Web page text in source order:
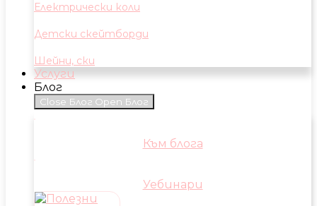
Електрически коли
Детски скейтборди
Шейни, ски
Услуги
Блог
Close Блог Open Блог
Към блога
Уебинари